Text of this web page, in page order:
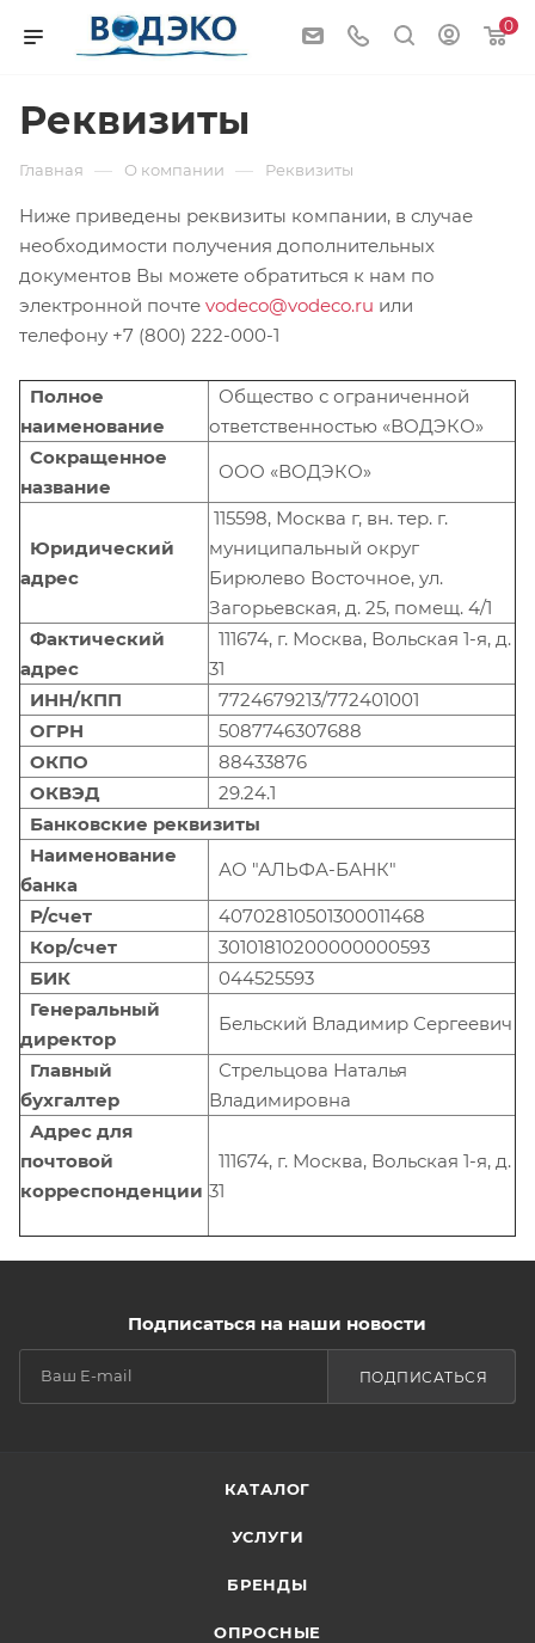
0
Реквизиты
Главная — О компании — Реквизиты
Ниже приведены реквизиты компании, в случае
необходимости получения дополнительных
документов Вы можете обратиться к нам по
электронной почте vodeco@vodeco.ru или
телефону +7 (800) 222-000-1
Полное
наименование
Общество с ограниченной
ответственностью «ВОДЭКО»
Сокращенное
название
ООО «ВОДЭКО»
Юридический
адрес
115598, Москва г, вн. тер. г.
муниципальный округ
Бирюлево Восточное, ул.
Загорьевская, д. 25, помещ. 4/1
Фактический
адрес
111674, г. Москва, Вольская 1-я, д.
31
ИНН/КПП
7724679213/772401001
ОГРН
5087746307688
ОКПО
88433876
ОКВЭД
29.24.1
Банковские реквизиты
Наименование
банка
АО "АЛЬФА-БАНК"
Р/счет
40702810501300011468
Кор/счет
30101810200000000593
БИК
044525593
Генеральный
директор
Бельский Владимир Сергеевич
Главный
бухгалтер
Стрельцова Наталья
Владимировна
Адрес для
почтовой
корреспонденции
111674, г. Москва, Вольская 1-я, д.
31
Подписаться на наши новости
ПОДПИСАТЬСЯ
КАТАЛОГ
УСЛУГИ
БРЕНДЫ
ОПРОСНЫЕ